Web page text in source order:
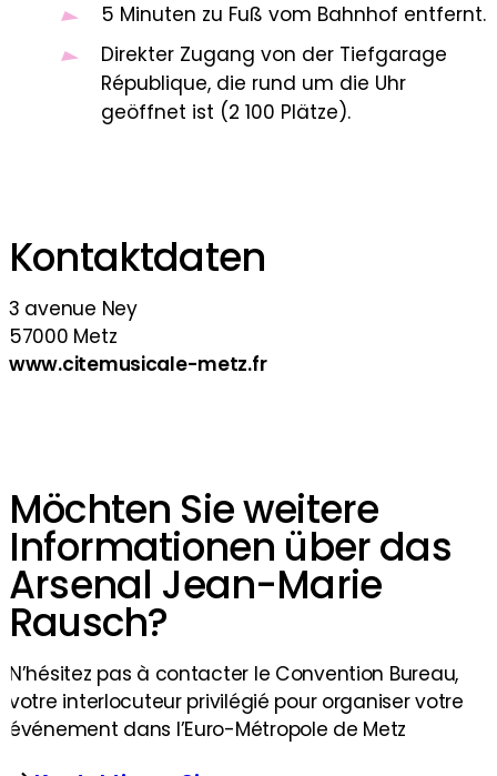
5 Minuten zu Fuß vom Bahnhof entfernt.
Direkter Zugang von der Tiefgarage
République, die rund um die Uhr
geöffnet ist (2 100 Plätze).
Kontaktdaten
3 avenue Ney
57000 Metz
www.citemusicale-metz.fr
Möchten Sie weitere
Informationen über das
Arsenal Jean-Marie
Rausch?
N’hésitez pas à contacter le Convention Bureau,
votre interlocuteur privilégié pour organiser votre
événement dans l’Euro-Métropole de Metz